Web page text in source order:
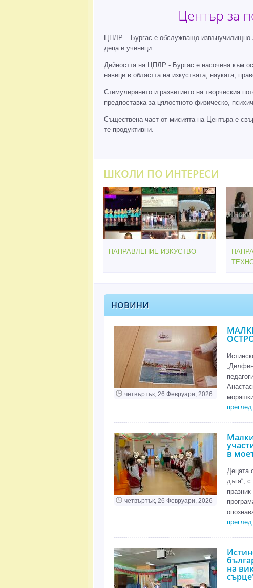
Център за
ЦПЛР – Бургас е обслужващо извънучилищно
деца и ученици.
Дейността на ЦПЛР - Бургас е насочена към
навици в областта на изкуствата, науката,
Стимулирането и развитието на творческия
предпоставка за цялостното физическо,
Съществена част от мисията на Центъра е
те продуктивни.
ШКОЛИ ПО ИНТЕРЕСИ
НАПРАВЛЕНИЕ ИЗКУСТВО
НОВИНИ
четвъртък, 26 Февруари, 2026
преглед
четвъртък, 26 Февруари, 2026
в
Децата
дъга“,
преглед
на